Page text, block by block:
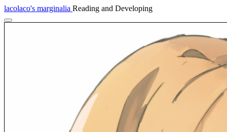
lacolaco's marginalia Reading and Developing